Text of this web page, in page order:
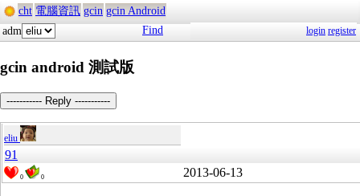
cht 電腦資訊 gcin gcin Android
adm
Find login register
gcin android 測試版
----------- Reply -----------
eliu
91
0 0 2013-06-13